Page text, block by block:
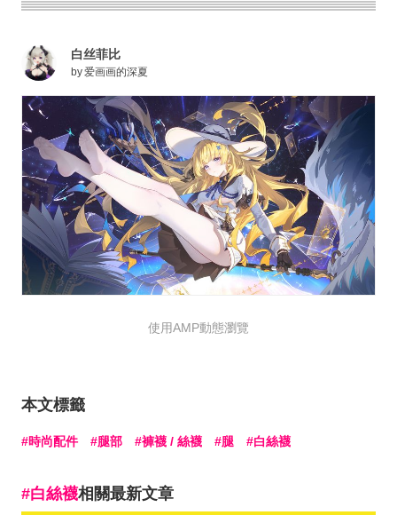
白丝菲比
by爱画画的深夏
使用AMP動態瀏覽
本文標籤
時尚配件 腿部 褲襪 / 絲襪 腿 白絲襪
白絲襪相關最新文章